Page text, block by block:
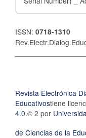
ISSN: 0718-1310
Revista Electrónica
Educativostiene
4.0.© 2 por
de Ciencias de la